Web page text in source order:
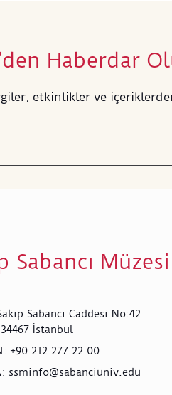
Haberdar
etkinlikler ve
Sabancı Müzesi
Sabancı Caddesi No:42
İstanbul
: +90 212 277 22 00
: ssminfo@sabanciuniv.edu